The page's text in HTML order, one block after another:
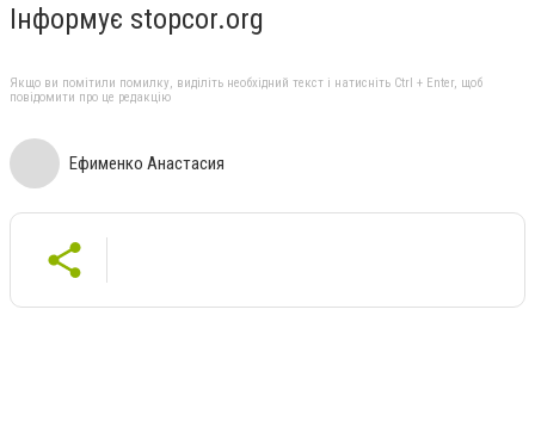
Інформує stopcor.org
Якщо ви помітили помилку, виділіть необхідний текст і натисніть Ctrl + Enter, щоб
повідомити про це редакцію
Ефименко Анастасия